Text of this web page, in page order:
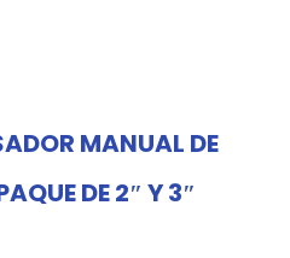
MANUAL DE
DE 2″ Y 3″